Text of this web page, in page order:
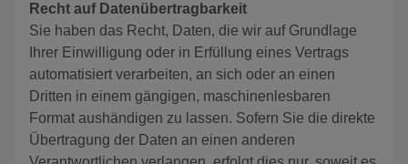
Recht auf Datenübertragbarkeit
Sie haben das Recht, Daten, die wir auf Grundlage
Ihrer Einwilligung oder in Erfüllung eines Vertrags
automatisiert verarbeiten, an sich oder an einen
Dritten in einem gängigen, maschinenlesbaren
Format aushändigen zu lassen. Sofern Sie die direkte
Übertragung der Daten an einen anderen